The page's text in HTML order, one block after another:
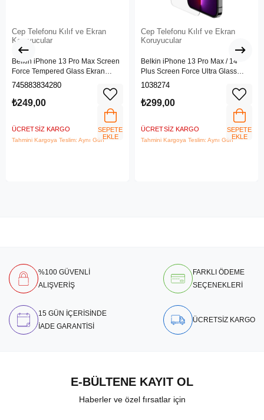
Cep Telefonu Kılıf ve Ekran
Koruyucular
Belkin iPhone 13 Pro Max Screen
Force Tempered Glass Ekran
Koruyucu - OvaO70ZZ
745883834280
₺249,00
ÜCRETSIZ KARGO
Tahmini Kargoya Teslim: Aynı Gün
SEPETE
EKLE
Cep Telefonu Kılıf ve Ekran
Koruyucular
Belkin iPhone 13 Pro Max / 14
Plus Screen Force Ultra Glass
Ekran Koruyucu - Ova079ZZ
1038274
₺299,00
ÜCRETSIZ KARGO
Tahmini Kargoya Teslim: Aynı Gün
SEPETE
EKLE
%100 GÜVENLİ
ALIŞVERİŞ
FARKLI ÖDEME
SEÇENEKLERİ
15 GÜN İÇERİSİNDE
İADE GARANTİSİ
ÜCRETSİZ KARGO
E-BÜLTENE KAYIT OL
Haberler ve özel fırsatlar için